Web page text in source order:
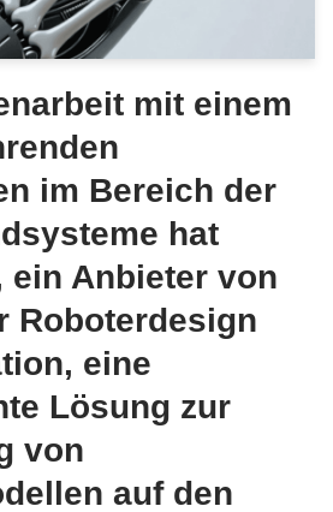
mit einem
im Bereich der
hat
ein Anbieter von
Roboterdesign
eine
Lösung zur
von
auf den